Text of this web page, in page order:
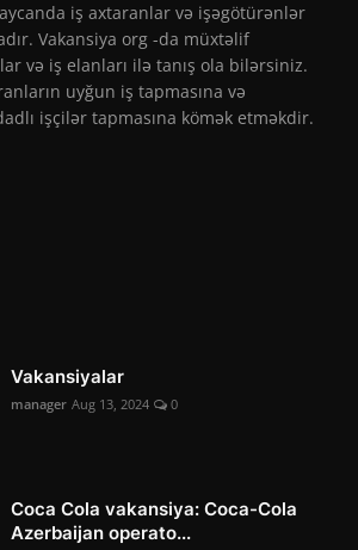
iş axtaranlar və işəgötürənlər
Vakansiya org -da müxtəlif
və iş elanları ilə tanış ola bilərsiniz.
uyğun iş tapmasına və
işçilər tapmasına kömək etməkdir.
Vakansiyalar
manager Aug 13, 2024 0
Coca Cola vakansiya: Coca-Cola
Azerbaijan operato...